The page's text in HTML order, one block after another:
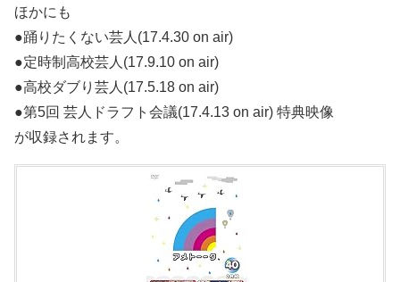
ほかにも
●踊りたくない芸人(17.4.30 on air)
●定時制高校芸人(17.9.10 on air)
●高校ダブり芸人(17.5.18 on air)
●第5回 芸人ドラフト会議(17.4.13 on air) 特典映像
が収録されます。